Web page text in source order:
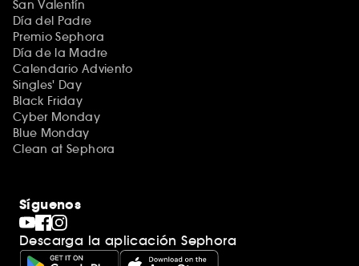
San Valentín
Día del Padre
Premio Sephora
Día de la Madre
Calendario Adviento
Singles' Day
Black Friday
Cyber Monday
Blue Monday
Clean at Sephora
Síguenos
Descarga la aplicación Sephora